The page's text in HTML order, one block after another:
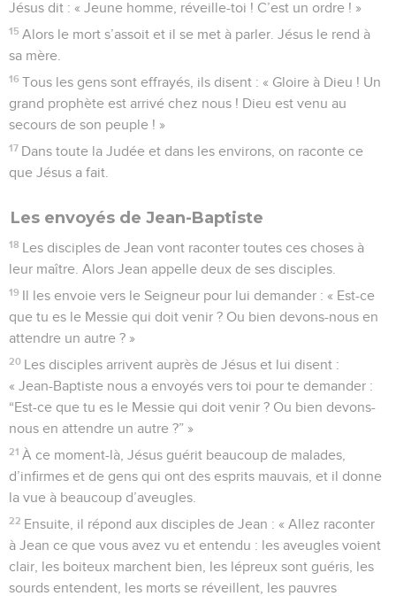
Jésus dit : « Jeune homme, réveille-toi ! C’est un ordre ! »
15 Alors le mort s’assoit et il se met à parler. Jésus le rend à
sa mère.
16 Tous les gens sont effrayés, ils disent : « Gloire à Dieu ! Un
grand prophète est arrivé chez nous ! Dieu est venu au
secours de son peuple ! »
17 Dans toute la Judée et dans les environs, on raconte ce
que Jésus a fait.
Les envoyés de Jean-Baptiste
18 Les disciples de Jean vont raconter toutes ces choses à
leur maître. Alors Jean appelle deux de ses disciples.
19 Il les envoie vers le Seigneur pour lui demander : « Est-ce
que tu es le Messie qui doit venir ? Ou bien devons-nous en
attendre un autre ? »
20 Les disciples arrivent auprès de Jésus et lui disent :
« Jean-Baptiste nous a envoyés vers toi pour te demander :
“Est-ce que tu es le Messie qui doit venir ? Ou bien devons-
nous en attendre un autre ?” »
21 À ce moment-là, Jésus guérit beaucoup de malades,
d’infirmes et de gens qui ont des esprits mauvais, et il donne
la vue à beaucoup d’aveugles.
22 Ensuite, il répond aux disciples de Jean : « Allez raconter
à Jean ce que vous avez vu et entendu : les aveugles voient
clair, les boiteux marchent bien, les lépreux sont guéris, les
sourds entendent, les morts se réveillent, les pauvres